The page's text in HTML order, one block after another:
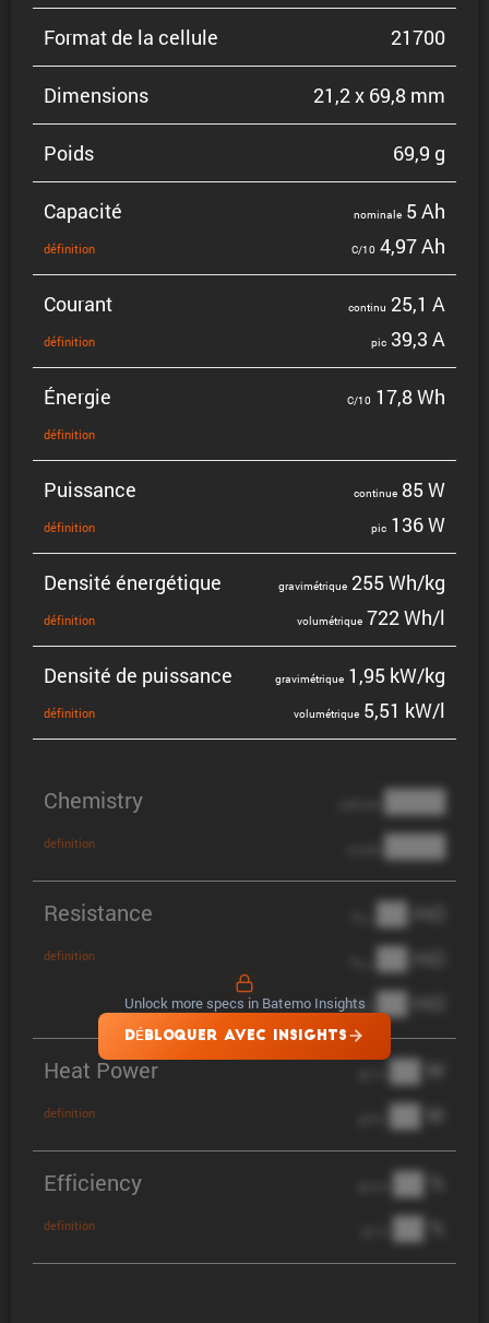
Format de la cellule 21700
Dimen­sions 21,2 x 69,8 mm
Poids 69,9 g
Capacité
défini­tion
nominale 5 Ah
C/10 4,97 Ah
Courant
défini­tion
continu 25,1 A
pic 39,3 A
Énergie
défini­tion
C/10 17,8 Wh
Puissance
défini­tion
continue 85 W
pic 136 W
Densité énergé­tique
défini­tion
gravi­mé­trique 255 Wh/kg
volumé­trique 722 Wh/l
Densité de puissance
défini­tion
gravi­mé­trique 1,95 kW/kg
volumé­trique 5,51 kW/l
Chemistry
definition
████
████
Resistance
definition
██ mΩ
██ mΩ
DCIR ██ mΩ
Heat Power
definition
██ W
██ W
Efficiency
definition
██ %
██ %
Unlock more specs in Batemo Insights
DÉBLOQUER AVEC INSIGHTS